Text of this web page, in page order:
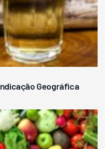
Geográfica